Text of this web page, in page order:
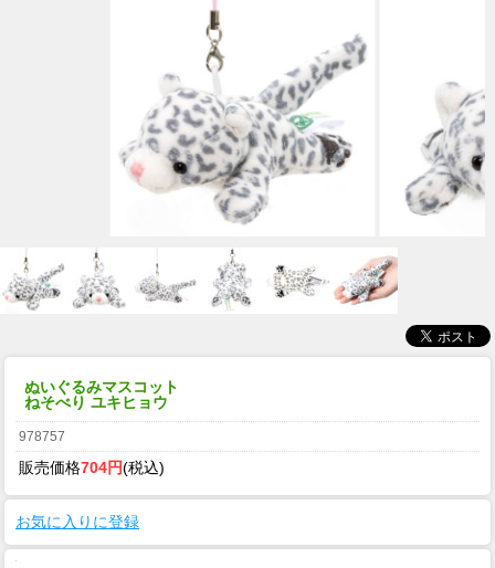
ぬいぐるみマスコット
ねそべり ユキヒョウ
978757
販売価格704円(税込)
お気に入りに登録